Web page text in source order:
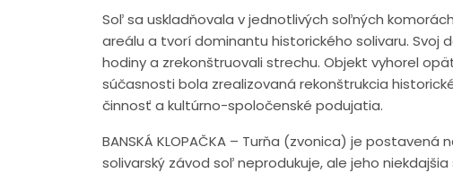
Soľ sa uskladňovala v jednotlivých soľných
areálu a tvorí dominantu historického solivaru. Svoj
hodiny a zrekonštruovali strechu. Objekt vyhorel
súčasnosti bola zrealizovaná rekonštrukcia
činnosť a kultúrno-spoločenské podujatia.
BANSKÁ KLOPAČKA – Turňa (zvonica) je
solivarský závod soľ neprodukuje, ale jeho